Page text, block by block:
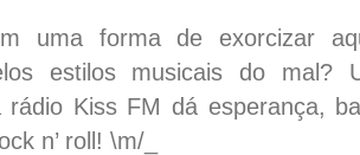
uma forma de exorcizar
estilos musicais do mal?
rádio Kiss FM dá esperança,
n’ roll! \m/_